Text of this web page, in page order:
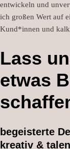
entwickeln und
ich großen Wert auf
Kund*innen und
Lass
etwas
begeisterte
kreativ &